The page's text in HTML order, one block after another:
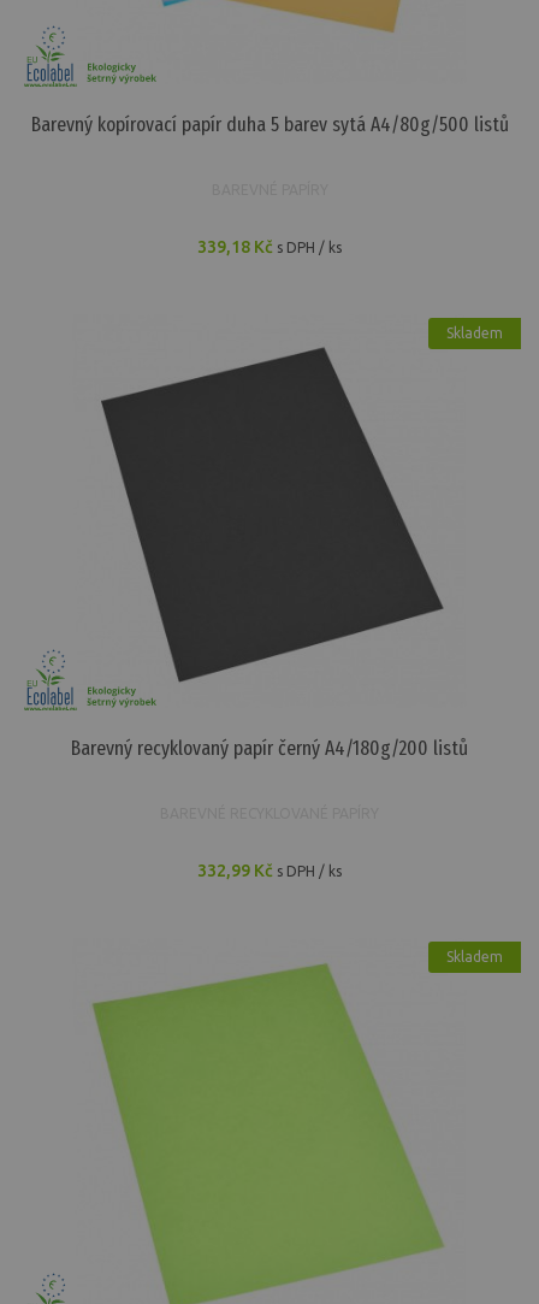
Barevný kopírovací papír duha 5 barev sytá A4/80g/500 listů
339,18 Kč s DPH / ks
Skladem
Barevný recyklovaný papír černý A4/180g/200 listů
332,99 Kč s DPH / ks
Skladem